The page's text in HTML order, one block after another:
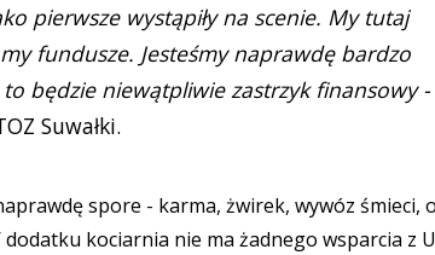
pierwsze wystąpiły na scenie. My tutaj
fundusze. Jesteśmy naprawdę bardzo
będzie niewątpliwie zastrzyk finansowy -
Suwałki.
spore - karma, żwirek, wywóz śmieci,
kociarnia nie ma żadnego wsparcia z